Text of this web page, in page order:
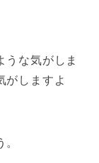
うな気がしま
がしますよ